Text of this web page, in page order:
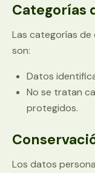
Categorías
Las categorías
son:
Datos
No se tratan
protegidos.
Los datos